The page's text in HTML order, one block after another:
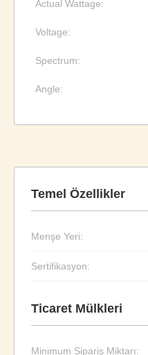
Actual Wattage:
Voltage:
Spectrum:
Angle:
Temel Özellikler
Menşe Yeri:
Sertifikasyon:
Ticaret Mülkleri
Minimum Sipariş Miktarı: